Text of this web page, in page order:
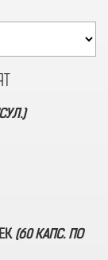
(60 КАПС. ПО